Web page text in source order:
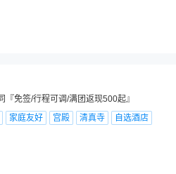
『免签/行程可调/满团返现500起』
家庭友好 宫殿 清真寺
自选酒店